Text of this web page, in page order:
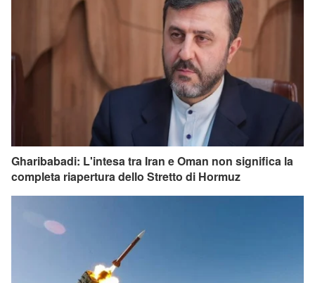
Gharibabadi: L'intesa tra Iran e Oman non significa la
completa riapertura dello Stretto di Hormuz